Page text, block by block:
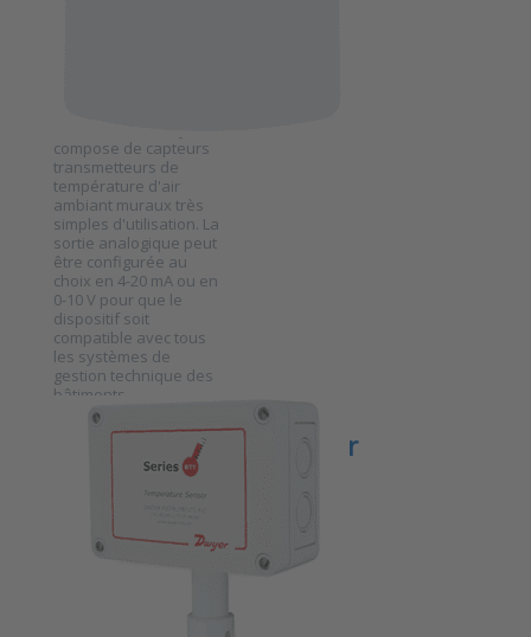
compose de capteurs
transmetteurs de
température d'air
ambiant muraux très
simples d'utilisation. La
sortie analogique peut
être configurée au
choix en 4-20 mA ou en
0-10 V pour que le
dispositif soit
compatible avec tous
les systèmes de
gestion technique des
bâtiments.
Press ENTER
for more
options to
Capteur
transmetteur
de
température
mural Dwyer
série BTT-E
DWYER INSTRUMENTS
Temperatuurtransmitter
buitenlucht
serie BTT-O
De BTT-O serie bestaat